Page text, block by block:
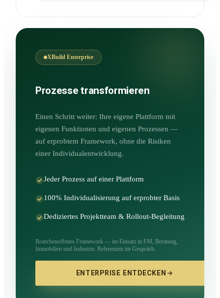
XBuild Enterprise
Prozesse transformieren
Einen Schritt weiter: Ihre eigene Plattform mit
eigenen Funktionen und eigenen Prozessen —
auf erprobtem Framework, ohne die Risiken
einer Individualentwicklung.
Jeder Prozess auf einer Plattform
100% Individualisierung auf erprobter Basis
Dediziertes Projektteam & Rollout-Begleitung
Branchenoffenes Framework — im Einsatz in FM, Beratung,
Immobilien und Industrie. Referenzen im Gespräch.
ENTERPRISE ENTDECKEN